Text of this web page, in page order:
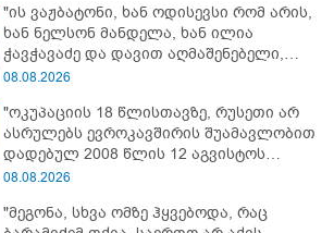
რაც მოხდა, ეს იყო ის, რომ სააკაშვილის
რეჟიმმა დაბომბა ცხინვალი"
"ის ვაჟბატონი, ხან ოდისევსი რომ არის,
ხან ნელსონ მანდელა, ხან ილია
ჭავჭავაძე და დავით აღმაშენებელი,
სინამდვილეში, ერთი საცოდავი,
08.08.2026
"ოკუპაციის 18 წლისთავზე, რუსეთი არ
ასრულებს ევროკავშირის შუამავლობით
დადებულ 2008 წლის 12 აგვისტოს
ცეცხლის შეწყვეტის შეთანხმებას - მეტიც,
კონტროლს ოკუპირებულ რეგიონებში"
08.08.2026
"მეგონა, სხვა ომზე ჰყვებოდა, რაც